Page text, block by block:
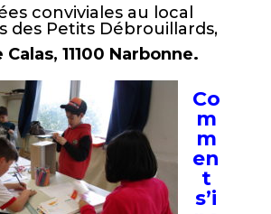
conviviales au local
des Petits Débrouillards,
Calas, 11100 Narbonne.
Co
m
m
en
t
s’i